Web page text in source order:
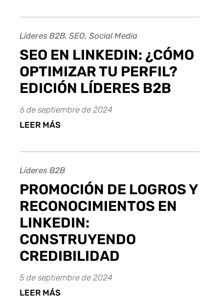
Líderes B2B, SEO, Social Media
SEO EN LINKEDIN: ¿CÓMO
OPTIMIZAR TU PERFIL?
EDICIÓN LÍDERES B2B
6 de septiembre de 2024
LEER MÁS
Líderes B2B
PROMOCIÓN DE LOGROS Y
RECONOCIMIENTOS EN
LINKEDIN:
CONSTRUYENDO
CREDIBILIDAD
5 de septiembre de 2024
LEER MÁS